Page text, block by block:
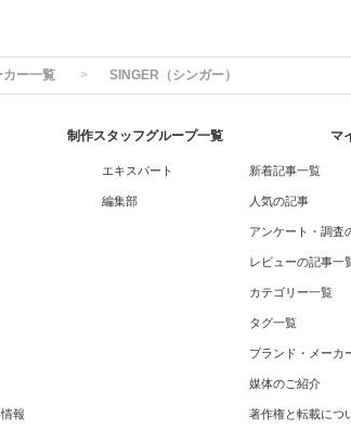
カー一覧 SINGER（シンガー）
報
制作スタッフグループ一覧
エキスパート
編集部
マ
新着記事一覧
人気の記事
アンケート・調査
レビューの記事一
カテゴリー一覧
タグ一覧
ブランド・メーカ
媒体のご紹介
著作権と転載につ